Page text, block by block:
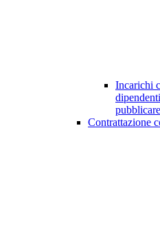
Incarichi
Contrattazione